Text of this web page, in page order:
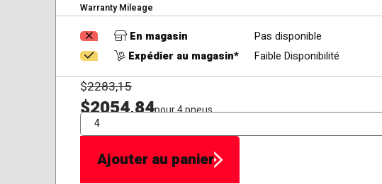
Warranty Mileage
En magasin
Pas disponible
Expédier au magasin*
Faible Disponibilité
$2283,15
$2054,84pour 4 pneus
QTÉ
Ajouter au panier